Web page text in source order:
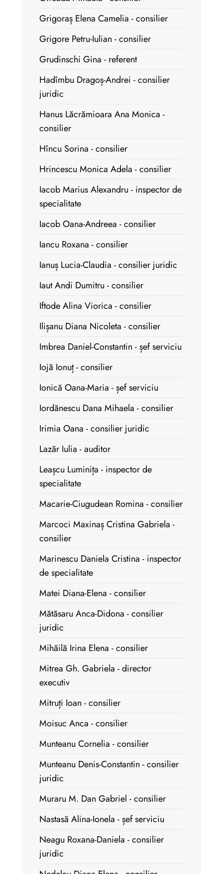
Grigoraș Elena Camelia - consilier
Grigore Petru-Iulian - consilier
Grudinschi Gina - referent
Hadîmbu Dragoș-Andrei - consilier
juridic
Hanus Lăcrămioara Ana Monica -
consilier
Hîncu Sorina - consilier
Hrincescu Monica Adela - consilier
Iacob Marius Alexandru - inspector de
specialitate
Iacob Oana-Andreea - consilier
Iancu Roxana - consilier
Ianuș Lucia-Claudia - consilier juridic
Iaut Andi Dumitru - consilier
Iftode Alina Viorica - consilier
Ilișanu Diana Nicoleta - consilier
Imbrea Daniel-Constantin - șef serviciu
Iojă Ionuț - consilier
Ionică Oana-Maria - șef serviciu
Iordănescu Dana Mihaela - consilier
Irimia Oana - consilier juridic
Lazăr Iulia - auditor
Leașcu Luminița - inspector de
specialitate
Macarie-Ciugudean Romina - consilier
Marcoci Maxinaș Cristina Gabriela -
consilier
Marinescu Daniela Cristina - inspector
de specialitate
Matei Diana-Elena - consilier
Mătăsaru Anca-Didona - consilier
juridic
Mihăilă Irina Elena - consilier
Mitrea Gh. Gabriela - director
executiv
Mitruți Ioan - consilier
Moisuc Anca - consilier
Munteanu Cornelia - consilier
Munteanu Denis-Constantin - consilier
juridic
Muraru M. Dan Gabriel - consilier
Nastasă Alina-Ionela - șef serviciu
Neagu Roxana-Daniela - consilier
juridic